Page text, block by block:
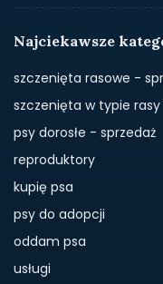
Najciekawsze
szczenięta rasowe -
szczenięta w typie
psy dorosłe - sprzedaż
reproduktory
kupię psa
psy do adopcji
oddam psa
usługi